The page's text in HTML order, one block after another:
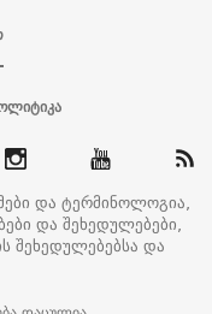
და ტერმინოლოგია,
და შეხედულებები,
შეხედულებებსა და